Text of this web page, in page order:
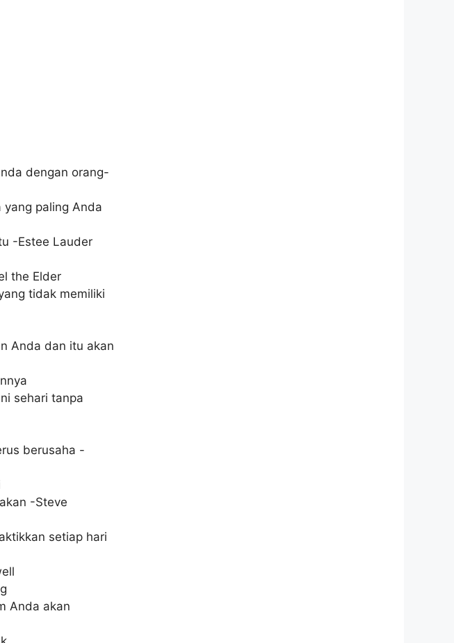
dengan orang-
yang paling Anda
-Estee Lauder
the Elder
tidak memiliki
Anda dan itu akan
sehari tanpa
berusaha -
-Steve
setiap hari
Anda akan